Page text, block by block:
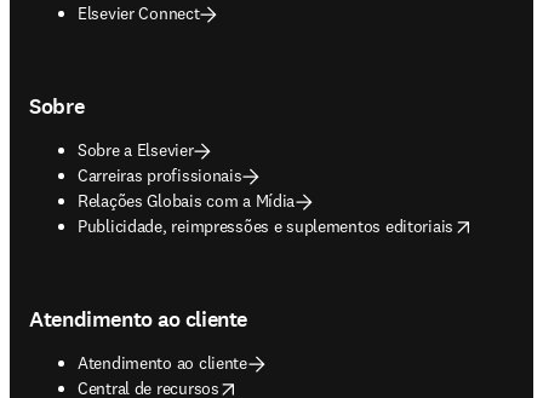
Elsevier Connect
Sobre
Sobre a Elsevier
Carreiras profissionais
Relações Globais com a Mídia
Publicidade, reimpressões e suplementos editoriais
opens in new tab/window
Atendimento ao cliente
Atendimento ao cliente
Central de recursos
opens in new tab/window